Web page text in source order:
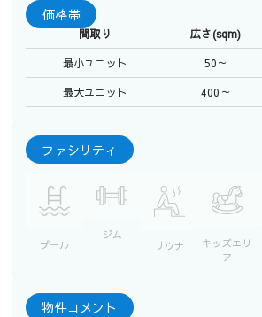
価格帯
間取り 広さ(sqm)
最小ユニット 50～
最大ユニット 400～
ファシリティ
プール
ジム
サウナ
キッズエリ
ア
物件コメント